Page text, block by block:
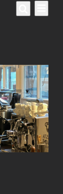
und
Suche
Liste